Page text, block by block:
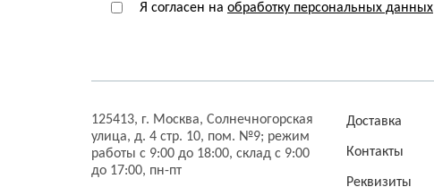
Я согласен на обработку персональных данных
125413, г. Москва, Солнечногорская
улица, д. 4 стр. 10, пом. №9; режим
работы с 9:00 до 18:00, склад с 9:00
до 17:00, пн-пт
Доставка
Контакты
Реквизиты